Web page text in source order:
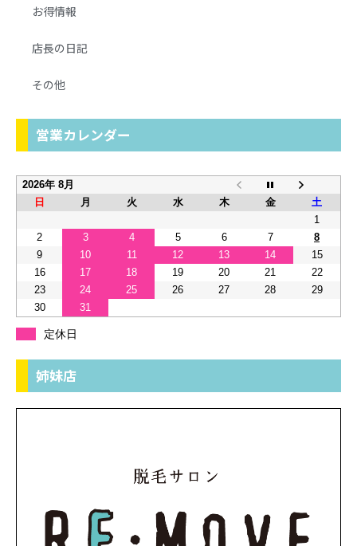
お得情報
店長の日記
その他
営業カレンダー
2026年 8月
日
月 火 水 木 金
土
1
2
3 4 5 6 7
8
9
10 11 12 13 14
15
16
17 18 19 20 21
22
23
24 25 26 27 28
29
30
31
定休日
姉妹店